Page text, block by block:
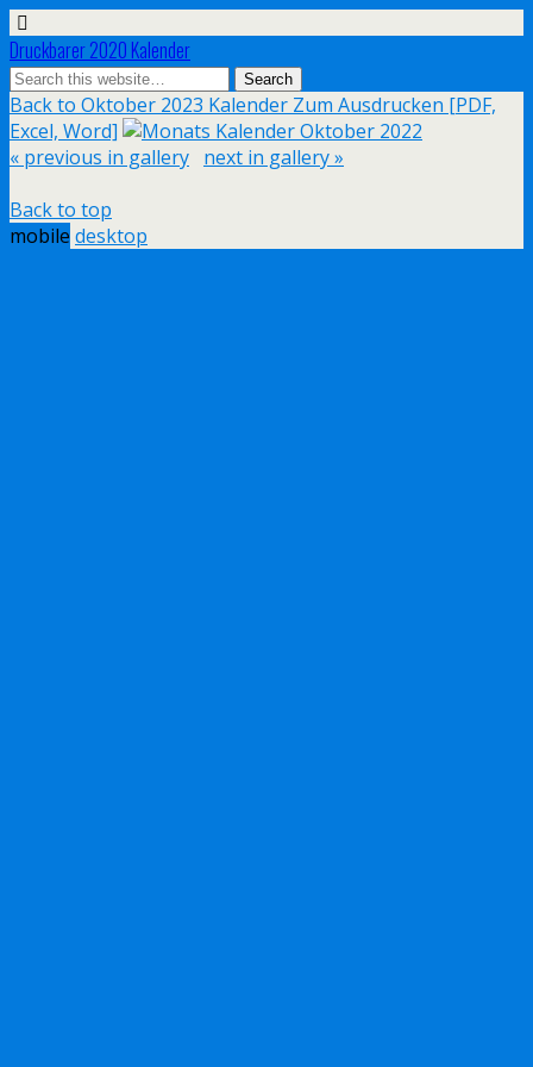
Druckbarer 2020 Kalender
Back to Oktober 2023 Kalender Zum Ausdrucken [PDF,
Excel, Word]
« previous in gallery next in gallery »
Back to top
mobile desktop